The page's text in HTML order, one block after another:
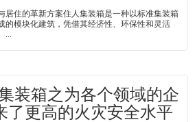
居住的革新方案住人集装箱是一种以标准集装箱
的模块化建筑，凭借其经济性、环保性和灵活
...
装箱之为各个领域的企
了更高的火灾安全水平